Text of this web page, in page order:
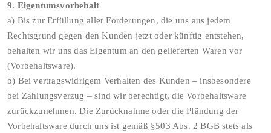
9. Eigentumsvorbehalt
a) Bis zur Erfüllung aller Forderungen, die uns aus jedem
Rechtsgrund gegen den Kunden jetzt oder künftig entstehen,
behalten wir uns das Eigentum an den gelieferten Waren vor
(Vorbehaltsware).
b) Bei vertragswidrigem Verhalten des Kunden – insbesondere
bei Zahlungsverzug – sind wir berechtigt, die Vorbehaltsware
zurückzunehmen. Die Zurücknahme oder die Pfändung der
Vorbehaltsware durch uns ist gemäß §503 Abs. 2 BGB stets als